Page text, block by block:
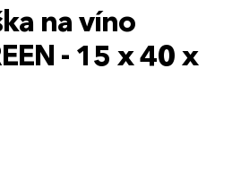
na víno
- 15 x 40 x